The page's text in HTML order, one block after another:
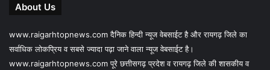
About Us
www.raigarhtopnews.com दैनिक हिन्दी न्यूज वेबसाईट है और रायगढ़ जिले का
सर्वाधिक लोकप्रिय व सबसे ज्यादा पढ़ा जाने वाला न्यूज वेबसाईट है।
www.raigarhtopnews.com पूरे छत्तीसगढ़ प्रदेश व रायगढ़ जिले की शासकीय व